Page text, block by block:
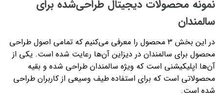
نمونه محصولات دیجیتال طراحی‌شده برای
سالمندان
در این بخش ۳ محصول را معرفی می‌کنیم که تمامی اصول طراحی
محصول برای سالمندان در دیزاین آن‌ها رعایت شده است. یکی از
آ‌‌ن‌ها اپلیکیشنی است که ویژه سالمندان طراحی شده و بقیه
محصولاتی است که برای استفاده طیف وسیعی از کاربران طراحی
شده است.